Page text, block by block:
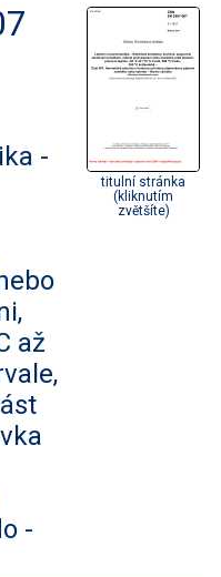
-
až
-
titulní stránka
(kliknutím
zvětšíte)